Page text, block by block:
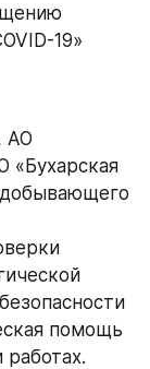
19»
АО
«Бухарская
помощь